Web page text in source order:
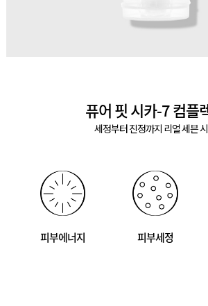
퓨어 핏 시카-7 컴플
세정부터 진정까지 리얼 세븐
피부에너지 피부세정